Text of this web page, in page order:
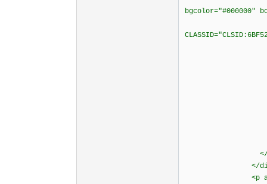
bgcolor="#000000"
</
</
<p